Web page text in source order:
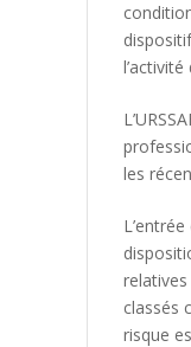
les
relatives
classés
risque